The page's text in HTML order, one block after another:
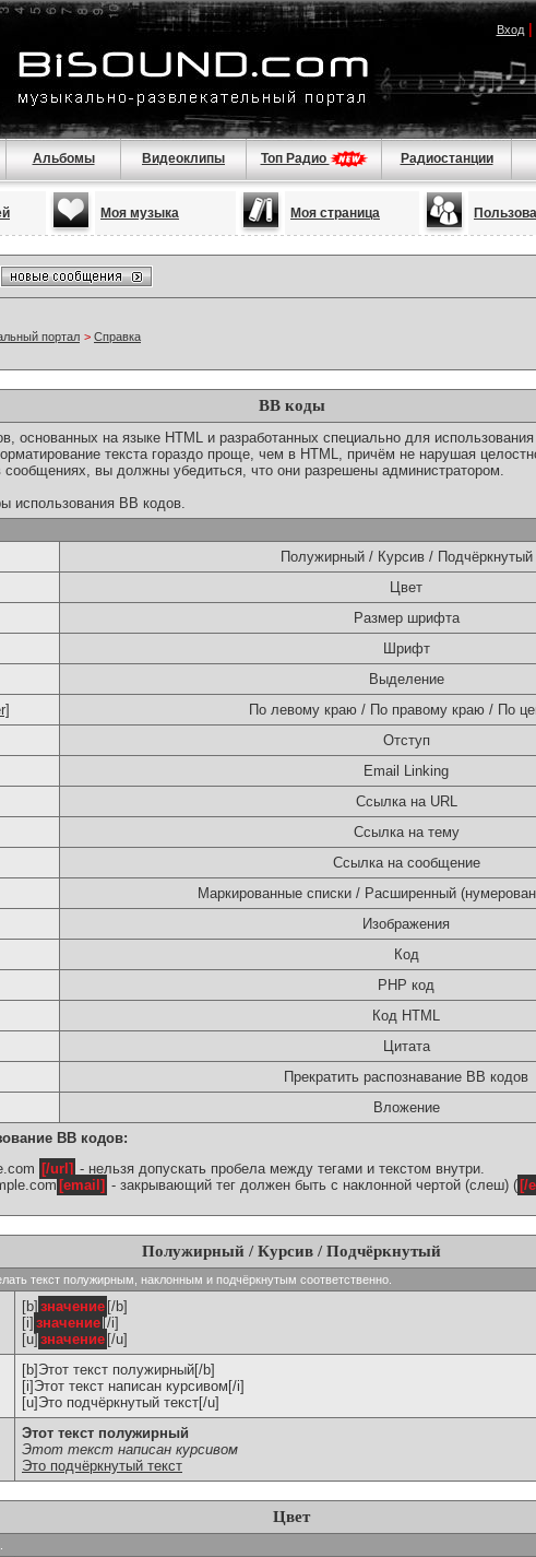
Вход|
Альбомы Видеоклипы Топ Радио Радиостанции
Моя музыка Моя страница
портал > Справка
BB коды
основанных на языке HTML и разработанных специально для
текста гораздо проще, чем в HTML, причём не нарушая
сообщениях, вы должны убедиться, что они разрешены администратором.
использования BB кодов.
Полужирный / Курсив / Подчёркнутый
Цвет
Размер шрифта
Шрифт
Выделение
По левому краю / По правому краю / По
Отступ
Email Linking
Ссылка на URL
Ссылка на тему
Ссылка на сообщение
Маркированные списки / Расширенный
Изображения
Код
PHP код
Код HTML
Цитата
Прекратить распознавание BB кодов
Вложение
BB кодов:
[/url] - нельзя допускать пробела между тегами и текстом внутри.
[email] - закрывающий тег должен быть с наклонной чертой (слеш) ( [/
Полужирный / Курсив / Подчёркнутый
текст полужирным, наклонным и подчёркнутым соответственно.
[b] значение [/b]
[i] значение [/i]
[u] значение [/u]
[b]Этот текст полужирный[/b]
[i]Этот текст написан курсивом[/i]
[u]Это подчёркнутый текст[/u]
Этот текст полужирный
Этот текст написан курсивом
Это подчёркнутый текст
Цвет